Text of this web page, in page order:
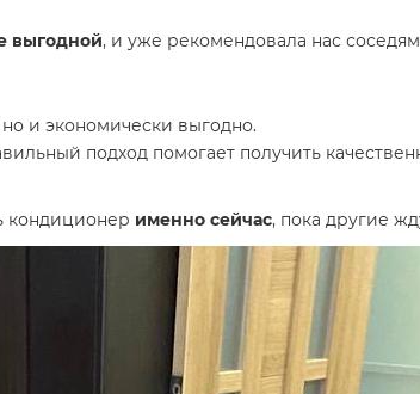
выгодной, и уже рекомендовала нас
и экономически выгодно.
подход помогает получить
кондиционер именно сейчас, пока другие